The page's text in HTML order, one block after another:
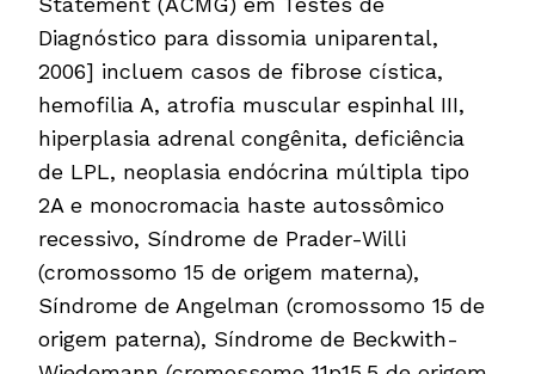
Diagnóstico para dissomia uniparental,
2006] incluem casos de fibrose cística,
hemofilia A, atrofia muscular espinhal III,
hiperplasia adrenal congênita, deficiência
de LPL, neoplasia endócrina múltipla tipo
2A e monocromacia haste autossômico
recessivo, Síndrome de Prader-Willi
(cromossomo 15 de origem materna),
Síndrome de Angelman (cromossomo 15 de
origem paterna), Síndrome de Beckwith-